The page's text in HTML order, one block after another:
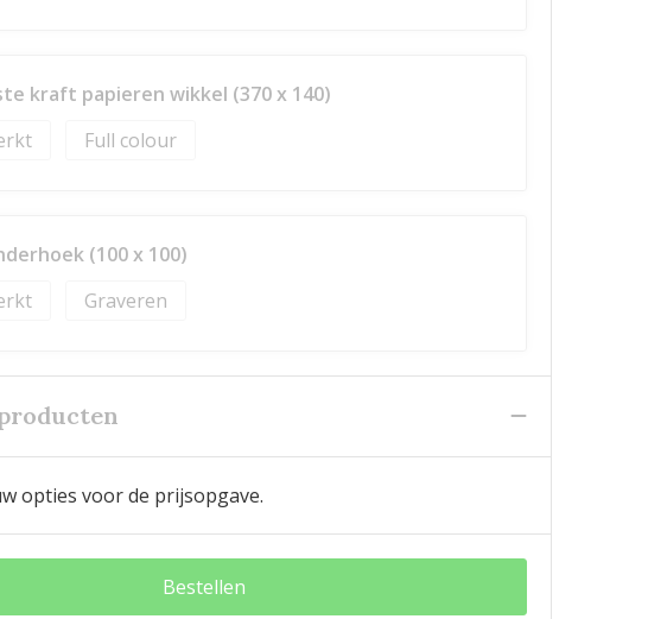
kraft papieren wikkel (370 x 140)
Full colour
(100 x 100)
Graveren
opties voor de prijsopgave.
Bestellen